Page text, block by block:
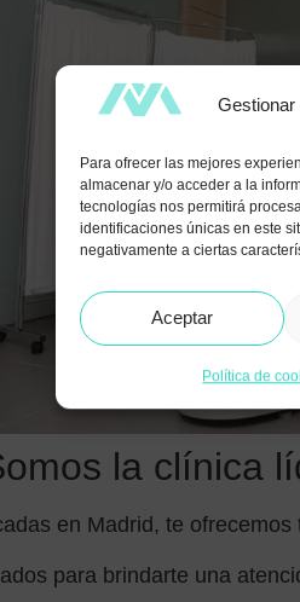
Gestionar
Para ofrecer las mejores
almacenar y/o acceder a la
tecnologías nos permitirá
identificaciones únicas en este
negativamente a ciertas
Aceptar
Política de
la clínica
en Madrid, te
para brindarte una